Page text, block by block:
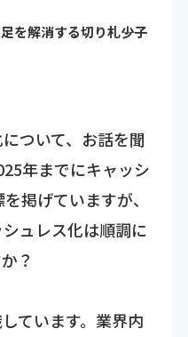
解消する切り札――少子
について、お話を聞
年までにキャッシ
掲げていますが、
ュレス化は順調に
？
ています。業界内